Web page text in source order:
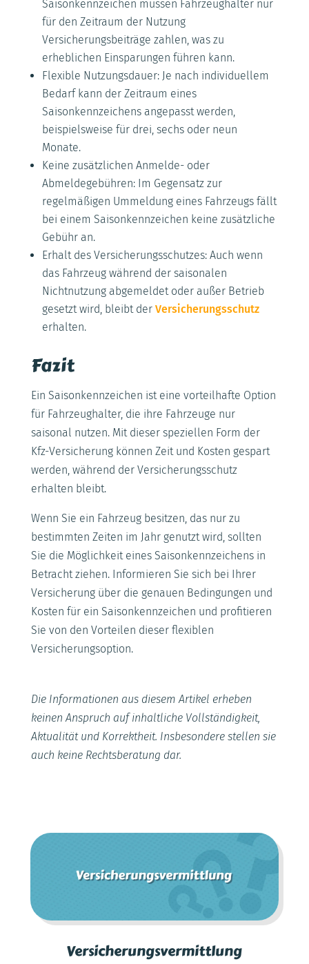
Saisonkennzeichen müssen Fahrzeughalter nur
für den Zeitraum der Nutzung
Versicherungsbeiträge zahlen, was zu
erheblichen Einsparungen führen kann.
Flexible Nutzungsdauer: Je nach individuellem
Bedarf kann der Zeitraum eines
Saisonkennzeichens angepasst werden,
beispielsweise für drei, sechs oder neun
Monate.
Keine zusätzlichen Anmelde- oder
Abmeldegebühren: Im Gegensatz zur
regelmäßigen Ummeldung eines Fahrzeugs fällt
bei einem Saisonkennzeichen keine zusätzliche
Gebühr an.
Erhalt des Versicherungsschutzes: Auch wenn
das Fahrzeug während der saisonalen
Nichtnutzung abgemeldet oder außer Betrieb
gesetzt wird, bleibt der Versicherungsschutz
erhalten.
Fazit
Ein Saisonkennzeichen ist eine vorteilhafte Option
für Fahrzeughalter, die ihre Fahrzeuge nur
saisonal nutzen. Mit dieser speziellen Form der
Kfz-Versicherung können Zeit und Kosten gespart
werden, während der Versicherungsschutz
erhalten bleibt.
Wenn Sie ein Fahrzeug besitzen, das nur zu
bestimmten Zeiten im Jahr genutzt wird, sollten
Sie die Möglichkeit eines Saisonkennzeichens in
Betracht ziehen. Informieren Sie sich bei Ihrer
Versicherung über die genauen Bedingungen und
Kosten für ein Saisonkennzeichen und profitieren
Sie von den Vorteilen dieser flexiblen
Versicherungsoption.
Die Informationen aus diesem Artikel erheben
keinen Anspruch auf inhaltliche Vollständigkeit,
Aktualität und Korrektheit. Insbesondere stellen sie
auch keine Rechtsberatung dar.
Versicherungsvermittlung